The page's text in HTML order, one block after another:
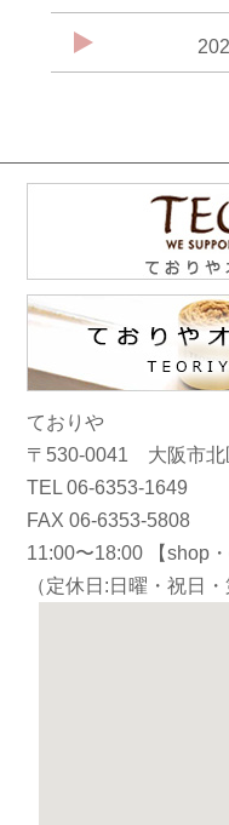
ておりや
〒530-0041 大阪市北
TEL 06-6353-1649
FAX 06-6353-5808
11:00〜18:00 【shop・
（定休日:日曜・祝日